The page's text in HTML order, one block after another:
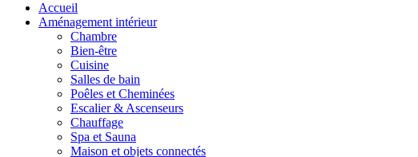
Accueil
Aménagement intérieur
Chambre
Bien-être
Cuisine
Salles de bain
Poêles et Cheminées
Escalier & Ascenseurs
Chauffage
Spa et Sauna
Maison et objets connectés